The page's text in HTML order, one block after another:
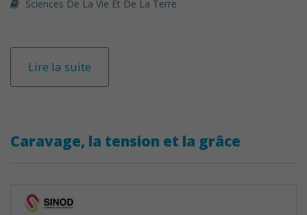
Sciences De La Vie Et De La Terre
Lire la suite
Caravage, la tension et la grâce